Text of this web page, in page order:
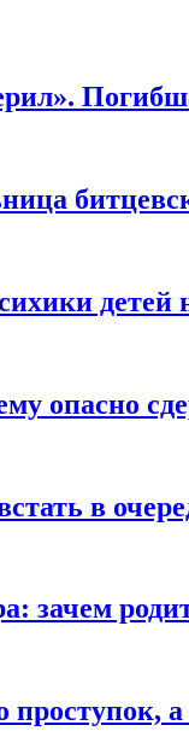
детей
опасно
в
зачем
а